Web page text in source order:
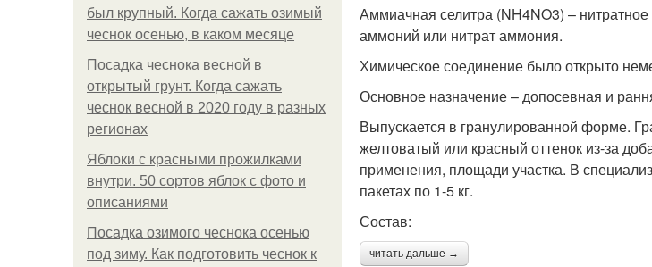
был крупный. Когда сажать озимый
чеснок осенью, в каком месяце
Посадка чеснока весной в
открытый грунт. Когда сажать
чеснок весной в 2020 году в разных
регионах
Яблоки с красными прожилками
внутри. 50 сортов яблок с фото и
описаниями
Посадка озимого чеснока осенью
под зиму. Как подготовить чеснок к
Аммиачная селитра (NH4NO3) –
аммоний или нитрат аммония.
Химическое соединение было открыто
Основное назначение – допосевная и
Выпускается в гранулированной форме.
желтоватый или красный оттенок из-за
применения, площади участка. В
пакетах по 1-5 кг.
Состав:
читать дальше →